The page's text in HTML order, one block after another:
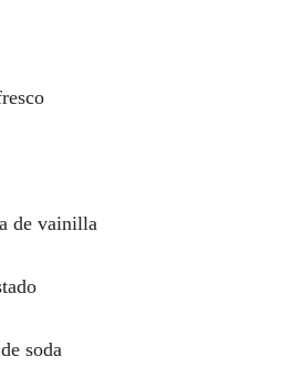
de vainilla
soda